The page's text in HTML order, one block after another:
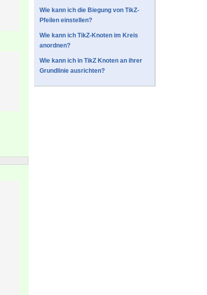
Wie kann ich die Biegung von TikZ-
Pfeilen einstellen?
Wie kann ich TikZ-Knoten im Kreis
anordnen?
Wie kann ich in TikZ Knoten an ihrer
Grundlinie ausrichten?